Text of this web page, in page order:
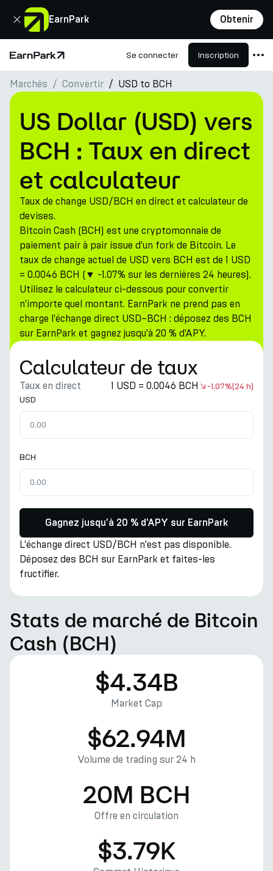
EarnPark Obtenir
Fermer
Page d'accueil Se connecter Inscription
Produits
Marchés
Calculatrices
PARK Token
Ressources
Entreprise
Marchés Convertir USD to BCH
US Dollar (USD) vers
BCH : Taux en direct
et calculateur
Taux de change USD/BCH en direct et calculateur de
devises.
Bitcoin Cash (BCH) est une cryptomonnaie de
paiement pair à pair issue d'un fork de Bitcoin. Le
taux de change actuel de USD vers BCH est de 1 USD
= 0.0046 BCH (▼ -1.07% sur les dernières 24 heures).
Utilisez le calculateur ci-dessous pour convertir
n'importe quel montant. EarnPark ne prend pas en
charge l'échange direct USD–BCH : déposez des BCH
sur EarnPark et gagnez jusqu'à 20 % d'APY.
Calculateur de taux
Taux en direct 1 USD = 0.0046 BCH -1.07%(24 h)
USD
BCH
Gagnez jusqu'à 20 % d'APY sur EarnPark
L'échange direct USD/BCH n'est pas disponible.
Déposez des BCH sur EarnPark et faites-les
fructifier.
Stats de marché de Bitcoin
Cash (BCH)
$4.34B
Market Cap
$62.94M
Volume de trading sur 24 h
20M BCH
Offre en circulation
$3.79K